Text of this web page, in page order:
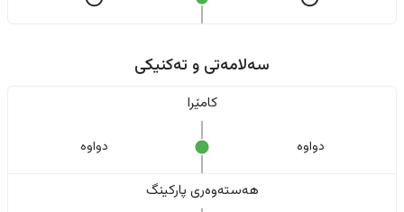
سەلامەتی و تەکنیکی
کامێرا
دواوە دواوە
هەستەوەری پارکینگ